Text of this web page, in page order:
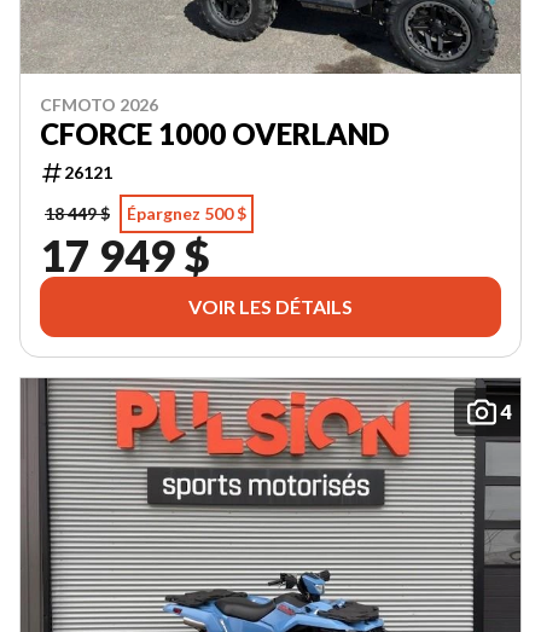
CFMOTO 2026
CFORCE 1000 OVERLAND
26121
18 449 $
Épargnez 500 $
17 949 $
VOIR LES DÉTAILS
4